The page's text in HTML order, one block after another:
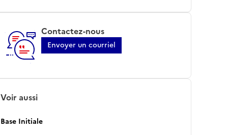
Contactez-nous
Envoyer un courriel
Voir aussi
Base Initiale